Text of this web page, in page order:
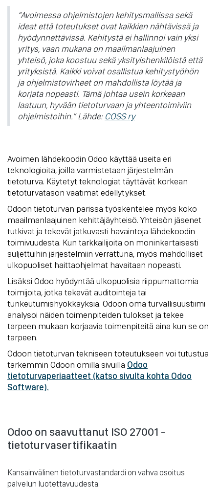
“Avoimessa ohjelmistojen kehitysmallissa sekä
ideat että toteutukset ovat kaikkien nähtävissä ja
hyödynnettävissä. Kehitystä ei hallinnoi vain yksi
yritys, vaan mukana on maailmanlaajuinen
yhteisö, joka koostuu sekä yksityishenkilöistä että
yrityksistä. Kaikki voivat osallistua kehitystyöhön
ja ohjelmistovirheet on mahdollista löytää ja
korjata nopeasti. Tämä johtaa usein korkeaan
laatuun, hyvään tietoturvaan ja yhteentoimiviin
ohjelmistoihin.” Lähde: COSS ry
Avoimen lähdekoodin Odoo käyttää useita eri
teknologioita, joilla varmistetaan järjestelmän
tietoturva. Käytetyt teknologiat täyttävät korkean
tietoturvatason vaatimat edellytykset.
Odoon tietoturvan parissa työskentelee myös koko
maailmanlaajuinen kehittäjäyhteisö. Yhteisön jäsenet
tutkivat ja tekevät jatkuvasti havaintoja lähdekoodin
toimivuudesta. Kun tarkkailijoita on moninkertaisesti
suljettuihin järjestelmiin verrattuna, myös mahdolliset
ulkopuoliset haittaohjelmat havaitaan nopeasti.
Lisäksi Odoo hyödyntää ulkopuolisia riippumattomia
toimijoita, jotka tekevät auditointeja tai
tunkeutumishyökkäyksiä. Odoon oma turvallisuustiimi
analysoi näiden toimenpiteiden tulokset ja tekee
tarpeen mukaan korjaavia toimenpiteitä aina kun se on
tarpeen.
Odoon tietoturvan tekniseen toteutukseen voi tutustua
tarkemmin Odoon omilla sivuilla Odoo
tietoturvaperiaatteet (katso sivulta kohta Odoo
Software).
Odoo on saavuttanut ISO 27001 -
tietoturvasertifikaatin
Kansainvälinen tietoturvastandardi on vahva osoitus
palvelun luotettavuudesta.